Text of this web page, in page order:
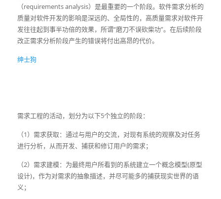
（requirements analysis）是最重要的一个阶段。软件需求分析的
质量对软件开发的影响是深远的、全局性的，高质量需求对软件开
发往往起到事半功倍的效果，所谓“磨刀不误砍柴功”。在后续阶段
改正需求分析阶段产生的错误将付出高昂的代价。
绅士狗
需求工程的活动，划分为以下5个独立的阶段：
（1）需求获取：通过与用户的交流，对现有系统的观察及对任务
进行分析，从而开发、捕获和修订用户的需求；
（2）需求建模：为最终用户所看到的系统建立一个概念模型(原型
设计)，作为对需求的抽象描述，并尽可能多的捕获现实世界的语
义；